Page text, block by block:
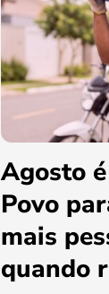
Agosto
Povo
mais
quando